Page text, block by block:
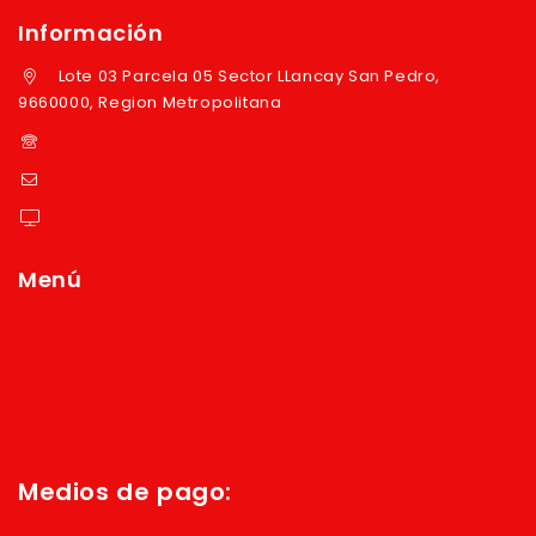
Información
Lote 03 Parcela 05 Sector LLancay San Pedro,
9660000, Region Metropolitana
Menú
Medios de pago: